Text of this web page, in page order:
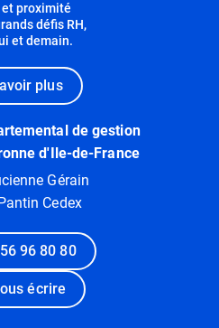
et proximité
défis RH,
et demain.
plus
de gestion
d'Ile-de-France
Gérain
Cedex
96 80 80
écrire